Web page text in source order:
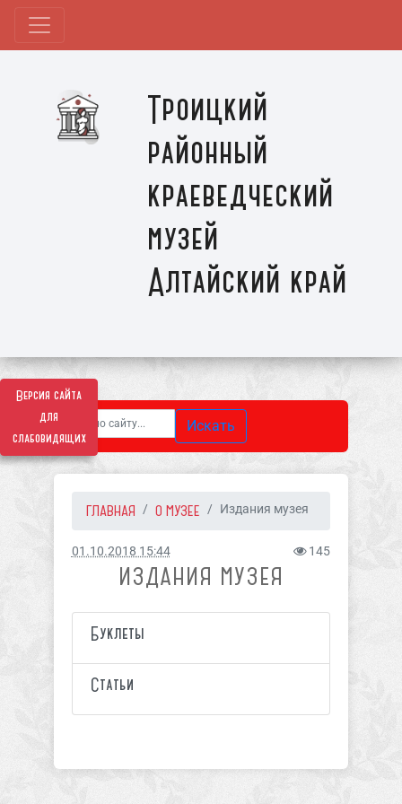
Версия сайта
для
слабовидящих
Троицкий
районный
краеведческий
музей
Алтайский край
Искать
ГЛАВНАЯ О МУЗЕЕ Издания музея
01.10.2018 15:44 145
ИЗДАНИЯ МУЗЕЯ
Буклеты
Статьи